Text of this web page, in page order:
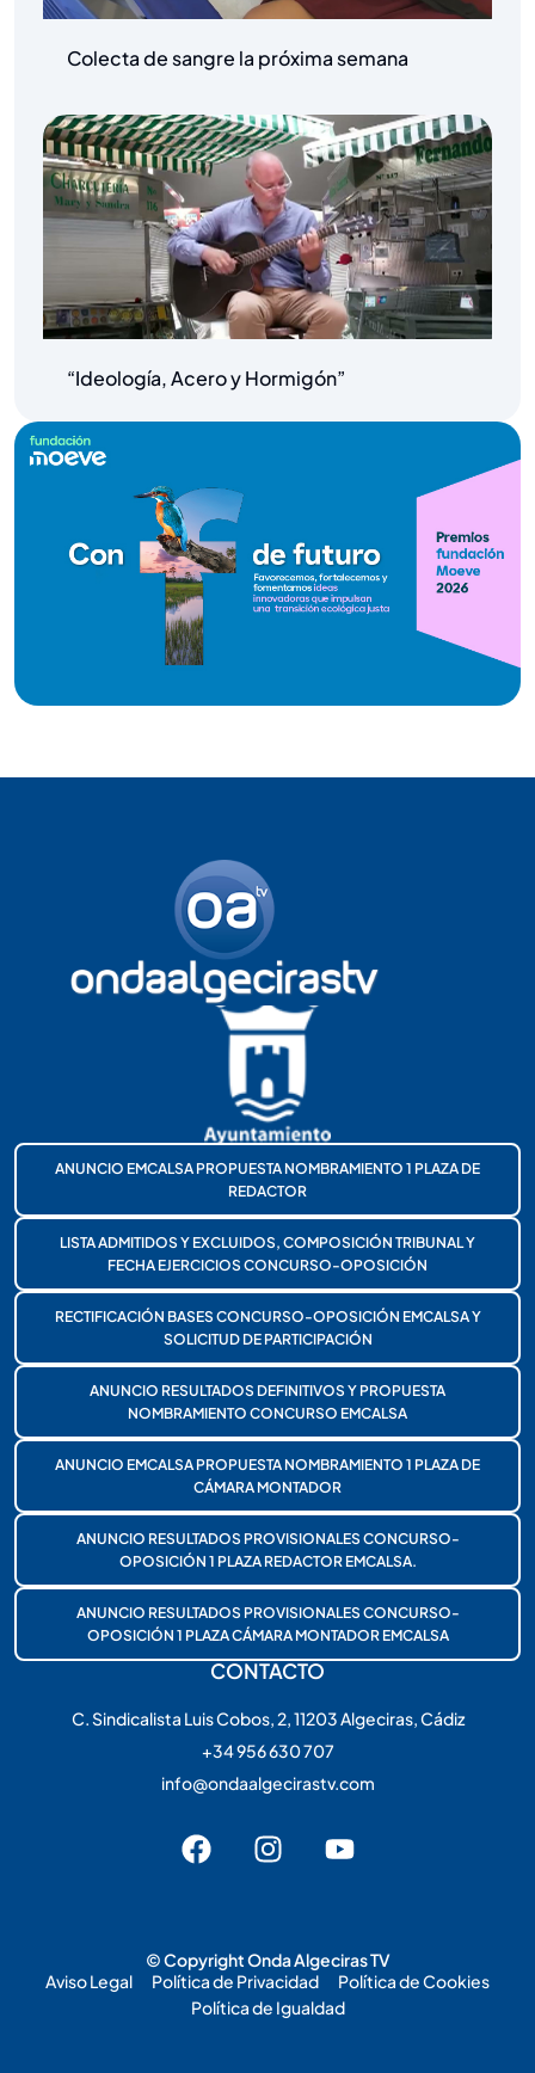
Colecta de sangre la próxima semana
“Ideología, Acero y Hormigón”
ANUNCIO EMCALSA PROPUESTA NOMBRAMIENTO 1 PLAZA DE
REDACTOR
LISTA ADMITIDOS Y EXCLUIDOS, COMPOSICIÓN TRIBUNAL Y
FECHA EJERCICIOS CONCURSO-OPOSICIÓN
RECTIFICACIÓN BASES CONCURSO-OPOSICIÓN EMCALSA Y
SOLICITUD DE PARTICIPACIÓN
ANUNCIO RESULTADOS DEFINITIVOS Y PROPUESTA
NOMBRAMIENTO CONCURSO EMCALSA
ANUNCIO EMCALSA PROPUESTA NOMBRAMIENTO 1 PLAZA DE
CÁMARA MONTADOR
ANUNCIO RESULTADOS PROVISIONALES CONCURSO-
OPOSICIÓN 1 PLAZA REDACTOR EMCALSA.
ANUNCIO RESULTADOS PROVISIONALES CONCURSO-
OPOSICIÓN 1 PLAZA CÁMARA MONTADOR EMCALSA
CONTACTO
C. Sindicalista Luis Cobos, 2, 11203 Algeciras, Cádiz
+34 956 630 707
info@ondaalgecirastv.com
© Copyright Onda Algeciras TV
Aviso Legal
Política de Privacidad
Política de Cookies
Política de Igualdad